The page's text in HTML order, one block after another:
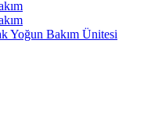
Yoğun Bakım Ünitesi